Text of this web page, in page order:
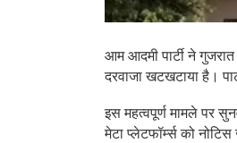
आम आदमी पार्टी ने
दरवाजा खटखटाया है।
इस महत्वपूर्ण मामले पर
मेटा प्लेटफॉर्म्स को